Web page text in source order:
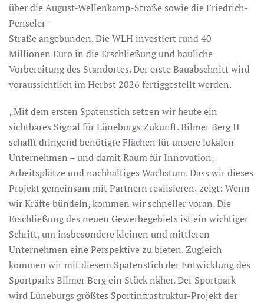
über die August-Wellenkamp-Straße sowie die Friedrich-
Penseler-
Straße angebunden. Die WLH investiert rund 40
Millionen Euro in die Erschließung und bauliche
Vorbereitung des Standortes. Der erste Bauabschnitt wird
voraussichtlich im Herbst 2026 fertiggestellt werden.
„Mit dem ersten Spatenstich setzen wir heute ein
sichtbares Signal für Lüneburgs Zukunft. Bilmer Berg II
schafft dringend benötigte Flächen für unsere lokalen
Unternehmen – und damit Raum für Innovation,
Arbeitsplätze und nachhaltiges Wachstum. Dass wir dieses
Projekt gemeinsam mit Partnern realisieren, zeigt: Wenn
wir Kräfte bündeln, kommen wir schneller voran. Die
Erschließung des neuen Gewerbegebiets ist ein wichtiger
Schritt, um insbesondere kleinen und mittleren
Unternehmen eine Perspektive zu bieten. Zugleich
kommen wir mit diesem Spatenstich der Entwicklung des
Sportparks Bilmer Berg ein Stück näher. Der Sportpark
wird Lüneburgs größtes Sportinfrastruktur-Projekt der